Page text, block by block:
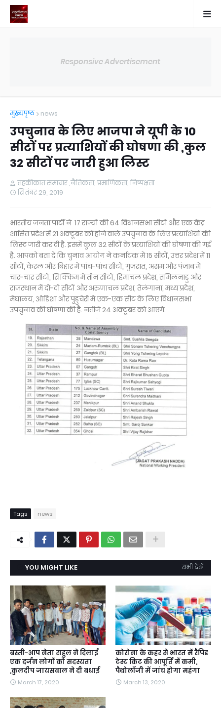
Responsive Advertisement
मुख्यपृष्ठ news
उपचुनाव के लिए भाजपा ने यूपी के 10
सीटों पर प्रत्याशियों की घोषणा की ,कुल
32 सीटों पर जारी हुआ लिस्ट
तहकीकात समाचार ,नैतिकता, प्रमाणिकता, निष्पक्षता
सितंबर 29, 2019
भारतीय जनता पार्टी ने 17 राज्यों की 64 विधानसभा सीटों और एक केंद्र
शासित प्रदेश में 21 अक्टूबर को होने वाले उपचुनाव के लिए प्रत्याशियों की
लिस्ट जारी कर दी है. इसमें कुल 32 सीटों के प्रत्याशियों की घोषणा की गई
है. आपको बता दें कि चुनाव आयोग ने कर्नाटक में 15 सीटों, उत्तर प्रदेश में 11
सीटों, केरल और बिहार में पांच-पांच सीटों, गुजरात, असम और पंजाब में
चार-चार सीटों, सिक्किम में तीन सीटों, हिमाचल प्रदेश, तमिलनाडु और
राजस्थान में दो-दो सीटों और अरुणाचल प्रदेश, तेलंगाना, मध्य प्रदेश,
मेघालय, ओडिशा और पुडुचेरी में एक-एक सीट के लिए विधानसभा
उपचुनाव की घोषणा की है. नतीजे 24 अक्टूबर को आएंगे.
Tags news
YOU MIGHT LIKE सभी देखें
बस्ती-आप नेता राहुल ने दिलाई
एक दर्जन लोगों को सदस्यता
,कुलदीप जायसवाल ने दी बधाई
March 17, 2020
कोरोना के कहर से भारत में रैपिड
टेस्ट किट की आपूर्ति में कमी,
पैथोलॉजी में जांच होगा महंगा
March 13, 2020